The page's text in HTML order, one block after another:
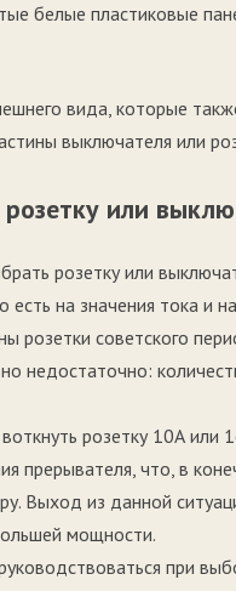
белые пластиковые
вида, которые
выключателя или
или
розетку или
есть на значения тока и
розетки советского
недостаточно:
розетку 10А или
прерывателя, что, в
Выход из данной
мощности.
при